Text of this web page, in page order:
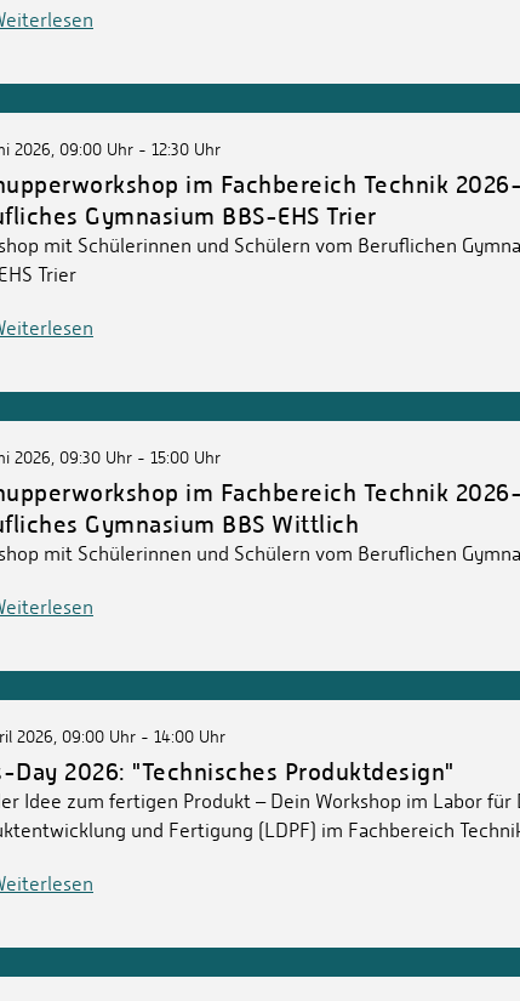
2026, 09:00 Uhr - 12:30 Uhr
im Fachbereich Technik
Gymnasium BBS-EHS Trier
mit Schülerinnen und Schülern vom Beruflichen
Trier
2026, 09:30 Uhr - 15:00 Uhr
im Fachbereich Technik
Gymnasium BBS Wittlich
mit Schülerinnen und Schülern vom Beruflichen
2026, 09:00 Uhr - 14:00 Uhr
Day 2026: "Technisches Produktdesign"
Idee zum fertigen Produkt – Dein Workshop im Labor für
und Fertigung (LDPF) im Fachbereich